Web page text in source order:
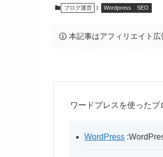
ブログ運営 Wordpress SEO
本記事はアフィリエイト
ワードプレスを使った
WordPress